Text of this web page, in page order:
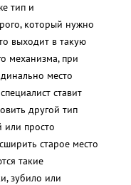
тип и
который нужно
выходит в такую
механизма, при
место
ставит
другой тип
или просто
старое место
такие
зубило или